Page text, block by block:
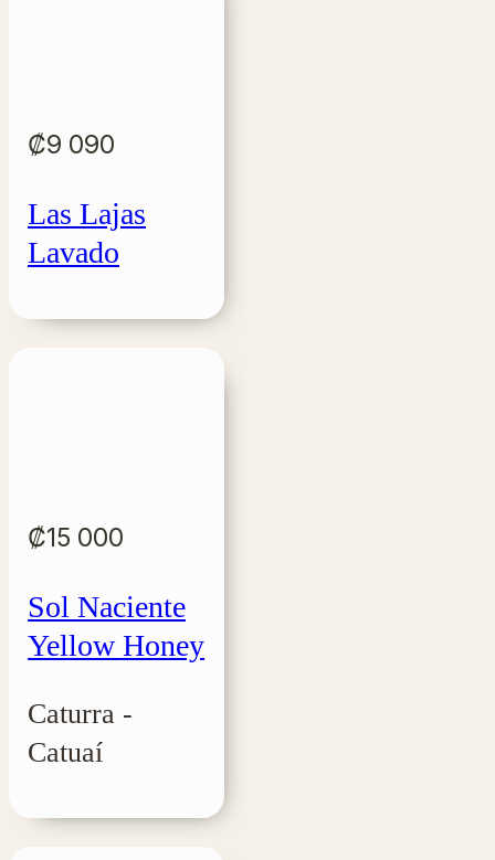
₡9 090
Las Lajas
Lavado
₡15 000
Sol Naciente
Yellow Honey
Caturra -
Catuaí